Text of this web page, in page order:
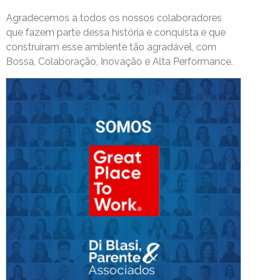
Agradecemos a todos os nossos colaboradores
que fazem parte dessa história e conquista e que
construíram esse ambiente tão agradável, com
Bossa, Colaboração, Inovação e Alta Performance.